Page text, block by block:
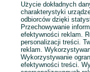
Użycie dokładnych
charakterystyki
odbiorców dzięki
Przechowywanie
efektywności reklam.
personalizacji treści.
reklam.
Wykorzystywanie
efektywności treści.